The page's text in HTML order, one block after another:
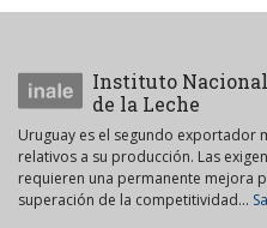
Instituto Nacional
de la Leche
Uruguay es el segundo exportador
relativos a su producción. Las
requieren una permanente mejora
superación de la competitividad...